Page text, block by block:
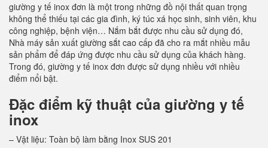
giường y tế inox đơn là một trong những đồ nội thất quan trọng
không thể thiếu tại các gia đình, ký túc xá học sinh, sinh viên, khu
công nghiệp, bệnh viện… Nắm bắt được nhu cầu sử dụng đó,
Nhà máy sản xuất giường sắt cao cấp đã cho ra mắt nhiều mẫu
sản phẩm để đáp ứng được nhu cầu sử dụng của khách hàng.
Trong đó, giường y tế inox đơn được sử dụng nhiều với nhiều
điểm nổi bật.
Đặc điểm kỹ thuật của giường y tế
inox
– Vật liệu: Toàn bộ làm bằng Inox SUS 201